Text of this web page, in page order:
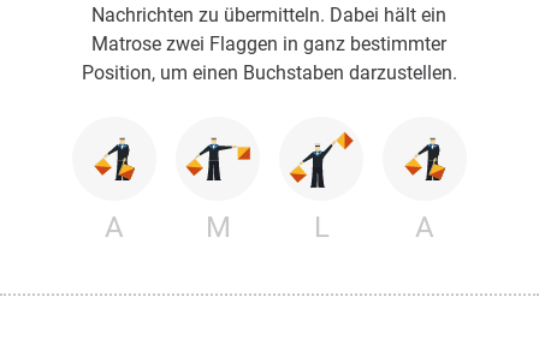
Nachrichten zu übermitteln. Dabei hält ein
Matrose zwei Flaggen in ganz bestimmter
Position, um einen Buchstaben darzustellen.
A M L A